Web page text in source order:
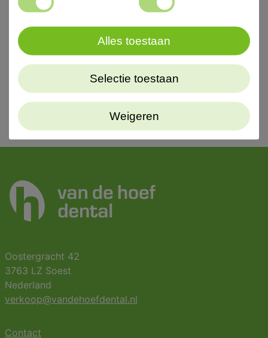
Productbeschrijving
1 x 50 ml, 15 mengtips
Oostergracht 42
3763 LZ Soest
Nederland
verkoop@vandehoefdental.nl
Contact
Weigeren
Selectie toestaan
Alles toestaan